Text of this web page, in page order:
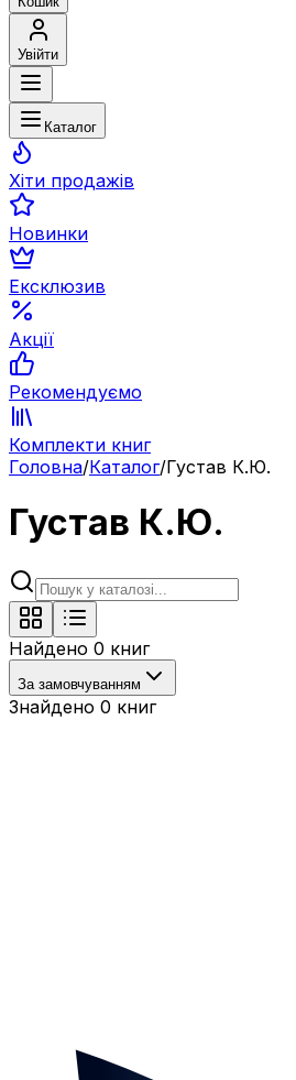
Увійти
Каталог
Хіти продажів
Новинки
Ексклюзив
Акції
Рекомендуємо
Комплекти книг
Головна/Каталог/Густав К.Ю.
Густав К.Ю.
Найдено 0 книг
За замовчуванням
Знайдено 0 книг